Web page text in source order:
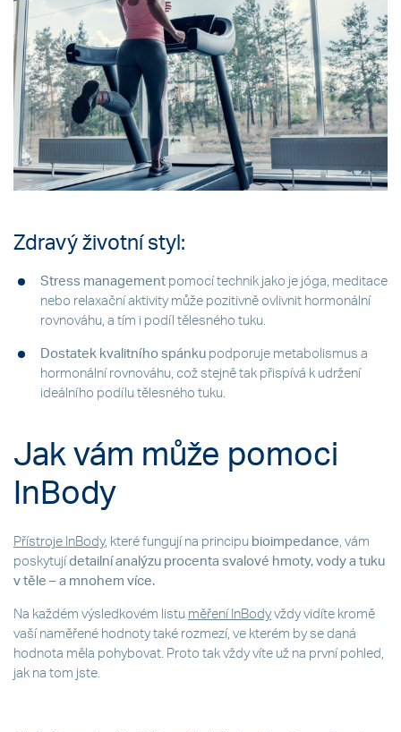
Zdravý životní styl:
Stress management pomocí technik jako je jóga, meditace
nebo relaxační aktivity může pozitivně ovlivnit hormonální
rovnováhu, a tím i podíl tělesného tuku.
Dostatek kvalitního spánku podporuje metabolismus a
hormonální rovnováhu, což stejně tak přispívá k udržení
ideálního podílu tělesného tuku.
Jak vám může pomoci
InBody
Přístroje InBody, které fungují na principu bioimpedance, vám
poskytují detailní analýzu procenta svalové hmoty, vody a tuku
v těle – a mnohem více.
Na každém výsledkovém listu měření InBodyvždy vidíte kromě
vaší naměřené hodnoty také rozmezí, ve kterém by se daná
hodnota měla pohybovat. Proto tak vždy víte už na první pohled,
jak na tom jste.